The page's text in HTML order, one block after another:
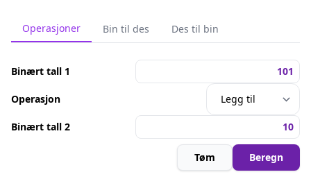
Operasjoner Bin til des Des til bin
Binært tall 1
Operasjon
Binært tall 2
Tøm Beregn